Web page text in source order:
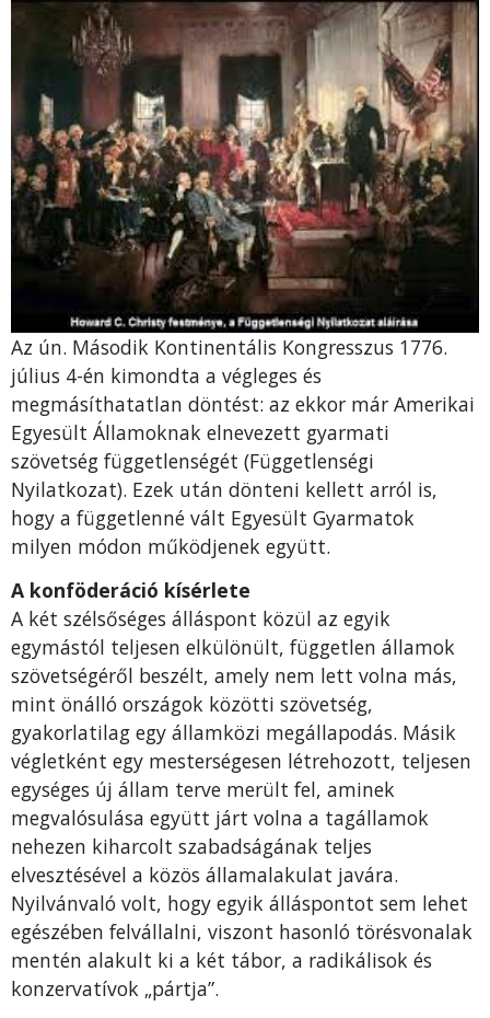
Az ún. Második Kontinentális Kongresszus 1776.
július 4-én kimondta a végleges és
megmásíthatatlan döntést: az ekkor már Amerikai
Egyesült Államoknak elnevezett gyarmati
szövetség függetlenségét (Függetlenségi
Nyilatkozat). Ezek után dönteni kellett arról is,
hogy a függetlenné vált Egyesült Gyarmatok
milyen módon működjenek együtt.
A konföderáció kísérlete
A két szélsőséges álláspont közül az egyik
egymástól teljesen elkülönült, független államok
szövetségéről beszélt, amely nem lett volna más,
mint önálló országok közötti szövetség,
gyakorlatilag egy államközi megállapodás. Másik
végletként egy mesterségesen létrehozott, teljesen
egységes új állam terve merült fel, aminek
megvalósulása együtt járt volna a tagállamok
nehezen kiharcolt szabadságának teljes
elvesztésével a közös államalakulat javára.
Nyilvánvaló volt, hogy egyik álláspontot sem lehet
egészében felvállalni, viszont hasonló törésvonalak
mentén alakult ki a két tábor, a radikálisok és
konzervatívok „pártja”.